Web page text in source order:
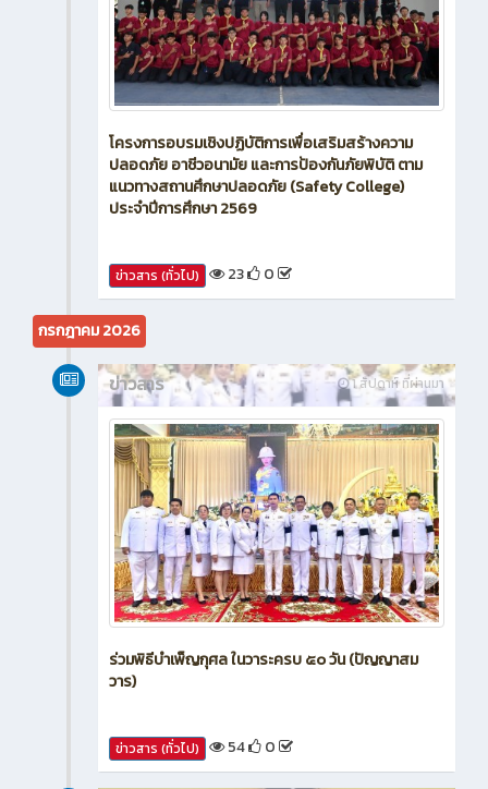
โครงการอบรมเชิงปฏิบัติการเพื่อเสริมสร้างความ
ปลอดภัย อาชีวอนามัย และการป้องกันภัยพิบัติ ตาม
แนวทางสถานศึกษาปลอดภัย (Safety College)
23 0
กรกฎาคม 2026
ข่าวสาร
ร่วมพิธีบำเพ็ญกุศล ในวาระครบ ๕๐ วัน (ปัญญาสม
ข่าวสาร (ทั่วไป) 54 0